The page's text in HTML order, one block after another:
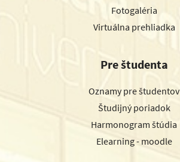
Fotogaléria
Virtuálna prehliadka
Pre študenta
Oznamy pre študentov
Študijný poriadok
Harmonogram štúdia
Elearning - moodle